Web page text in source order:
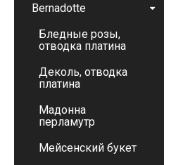
Bernadotte
Бледные розы,
отводка платина
Деколь, отводка
платина
Мадонна
перламутр
Мейсенский букет